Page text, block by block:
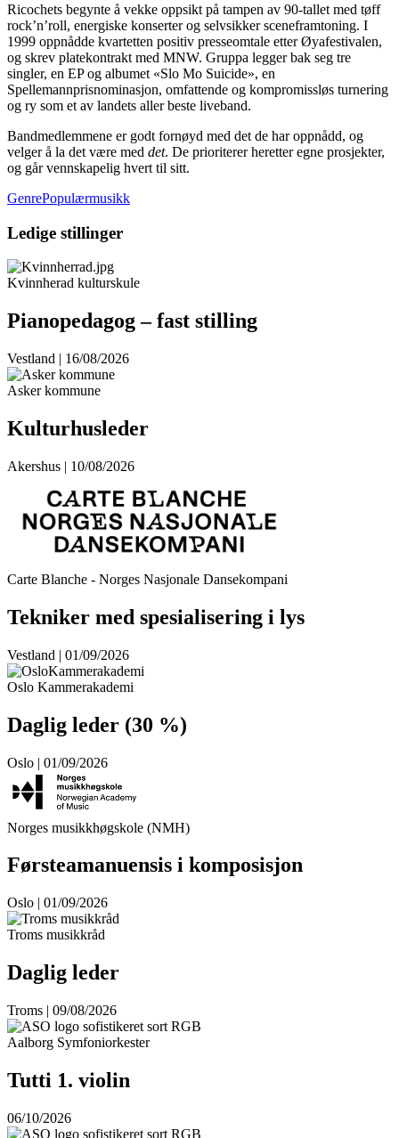
Ricochets begynte å vekke oppsikt på tampen av 90-tallet med tøff
rock’n’roll, energiske konserter og selvsikker sceneframtoning. I
1999 oppnådde kvartetten positiv presseomtale etter Øyafestivalen,
og skrev platekontrakt med MNW. Gruppa legger bak seg tre
singler, en EP og albumet «Slo Mo Suicide», en
Spellemannprisnominasjon, omfattende og kompromissløs turnering
og ry som et av landets aller beste liveband.
Bandmedlemmene er godt fornøyd med det de har oppnådd, og
velger å la det være med det. De prioriterer heretter egne prosjekter,
og går vennskapelig hvert til sitt.
GenrePopulærmusikk
Ledige stillinger
Kvinnherad kulturskule
Pianopedagog – fast stilling
Vestland | 16/08/2026
Asker kommune
Kulturhusleder
Akershus | 10/08/2026
Carte Blanche - Norges Nasjonale Dansekompani
Tekniker med spesialisering i lys
Vestland | 01/09/2026
Oslo Kammerakademi
Daglig leder (30 %)
Oslo | 01/09/2026
Norges musikkhøgskole (NMH)
Førsteamanuensis i komposisjon
Oslo | 01/09/2026
Troms musikkråd
Daglig leder
Troms | 09/08/2026
Aalborg Symfoniorkester
Tutti 1. violin
06/10/2026